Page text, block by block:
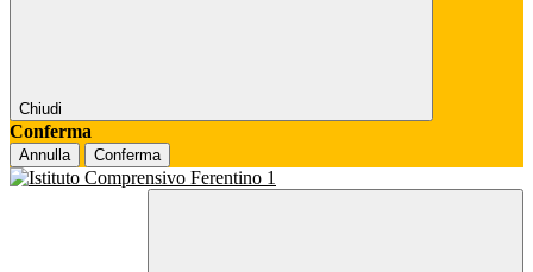
Chiudi
Conferma
Annulla Conferma